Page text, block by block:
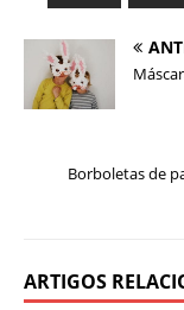
Borboletas de
ARTIGOS